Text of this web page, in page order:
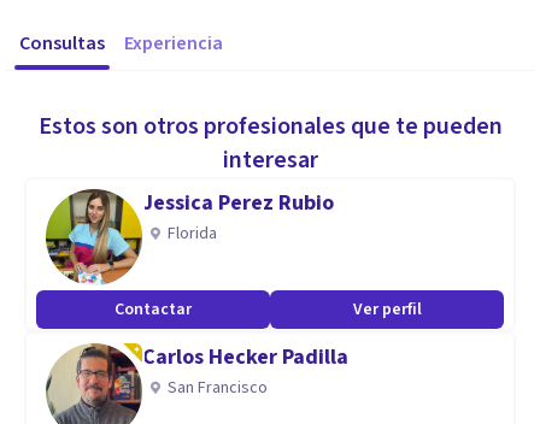
Consultas Experiencia
Estos son otros profesionales que te pueden
interesar
Jessica Perez Rubio
Florida
Contactar Ver perfil
Carlos Hecker Padilla
San Francisco